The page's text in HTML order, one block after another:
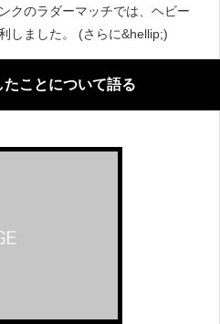
クのラダーマッチでは、ヘビー
しました。 (さらに&hellip;)
ことについて語る